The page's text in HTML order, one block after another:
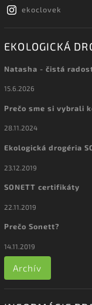
ekoclovek
EKOLOGICKÁ
Natasha - čistá
15.6.2026
Prečo sme si vybrali
28.11.2024
Ekologická drogéria
23.12.2019
SONETT certifikáty
22.11.2019
Prečo Sonett?
14.11.2019
Archív